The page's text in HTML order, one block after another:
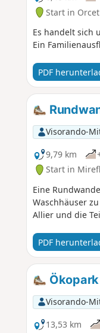
Start in
Es handelt sich
Ein
PDF
Visorando-
9,79 km
Start in
Eine
Waschhäuser
Allier und die
PDF
Visorando-
13,53 km